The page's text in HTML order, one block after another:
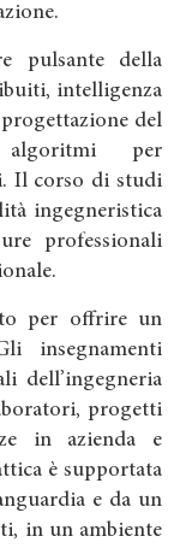
pulsante della
intelligenza
del
algoritmi per
Il corso di studi
ingegneristica
professionali
per offrire un
insegnamenti
dell’ingegneria
progetti
in azienda e
è supportata
e da un
in un ambiente